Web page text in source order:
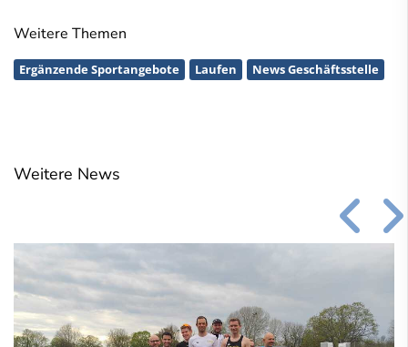
Weitere Themen
Ergänzende Sportangebote Laufen News Geschäftsstelle
Weitere News